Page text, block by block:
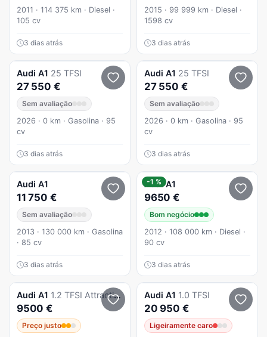
2011 · 114 375 km · Diesel ·
105 cv
3 dias atrás
2015 · 99 999 km · Diesel ·
1598 cv
3 dias atrás
Audi A1 25 TFSI
27 550 €
Sem avaliação
2026 · 0 km · Gasolina · 95
cv
3 dias atrás
Audi A1 25 TFSI
27 550 €
Sem avaliação
2026 · 0 km · Gasolina · 95
cv
3 dias atrás
Audi A1
11 750 €
Sem avaliação
2013 · 130 000 km · Gasolina
· 85 cv
3 dias atrás
-1 %
Audi A1
9650 €
Bom negócio
2012 · 108 000 km · Diesel ·
90 cv
3 dias atrás
Audi A1 1.2 TFSI Attraction
9500 €
Preço justo
Audi A1 1.0 TFSI
20 950 €
Ligeiramente caro